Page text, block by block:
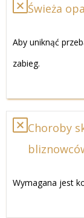
Świeża
Aby uniknąć
zabieg.
Choroby
Wymagana jest